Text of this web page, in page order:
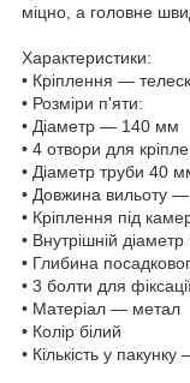
міцно, а головне
Характеристики:
• Кріплення —
• Розміри п'яти:
• Діаметр — 140 мм
• 4 отвори для
• Діаметр труби 40
• Довжина вильоту
• Кріплення під
• Внутрішній
• Глибина
• 3 болти для
• Матеріал — метал
• Колір білий
• Кількість у